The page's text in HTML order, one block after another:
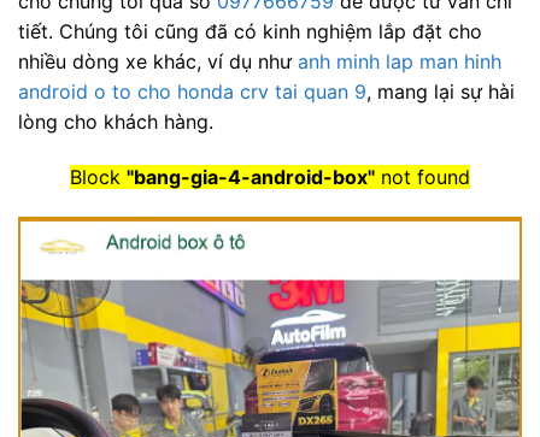
tiết. Chúng tôi cũng đã có kinh nghiệm lắp đặt cho
nhiều dòng xe khác, ví dụ như anh minh lap man hinh
android o to cho honda crv tai quan 9, mang lại sự hài
lòng cho khách hàng.
Block "bang-gia-4-android-box" not found